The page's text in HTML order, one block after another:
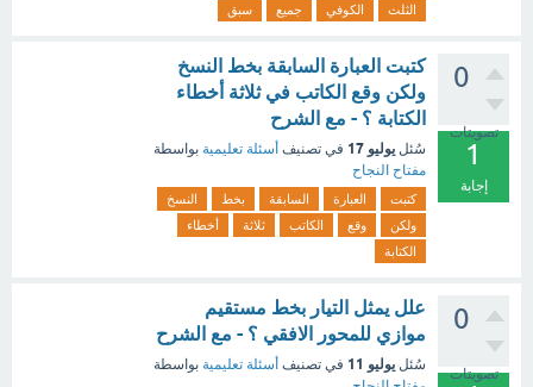
الثلث
الكوفي جميع سبق
0
تصويتات
1
إجابة
كتبت العبارة السابقة بخط النسخ
ولكن وقع الكاتب في ثلاثة أخطاء
الكتابة ؟ - مع الشرح
سُئل يوليو 17 في تصنيف أسئلة تعليمية بواسطة
مفتاح النجاح
كتبت العبارة السابقة بخط
النسخ
ولكن
وقع الكاتب ثلاثة
أخطاء
الكتابة
0
تصويتات
علل يمثل التيار بخط مستقيم
موازي للمحور الافقي ؟ - مع الشرح
سُئل يوليو 11 في تصنيف أسئلة تعليمية بواسطة